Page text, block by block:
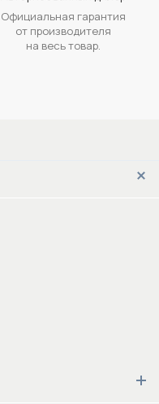
Официальная гарантия
от производителя
на весь товар.